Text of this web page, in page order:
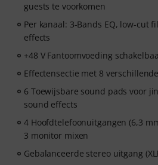
guests te voorkomen
Per kanaal: 3-Bands EQ, low-cut
effects
+48 V Fantoomvoeding
Effectensectie met 8
6 Toewijsbare sound pads voor
sound effects
4 Hoofdtelefoonuitgangen (6,3
3 monitor mixen
Gebalanceerde stereo uitgang